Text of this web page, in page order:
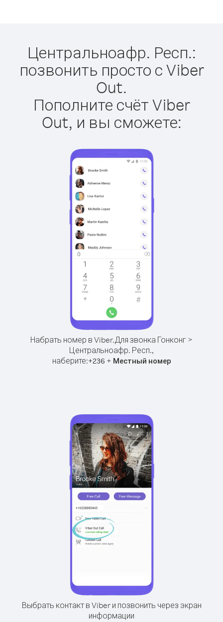
Центральноафр. Респ.:
позвонить просто с Viber
Out.
Пополните счёт Viber
Out, и вы сможете:
Набрать номер в Viber.Для звонка Гонконг >
Центральноафр. Респ.,
наберите:+236 + Местный номер
Выбрать контакт в Viber и позвонить через экран
информации